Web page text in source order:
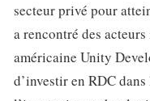
secteur privé pour
a rencontré des
américaine Unity
d’investir en RDC